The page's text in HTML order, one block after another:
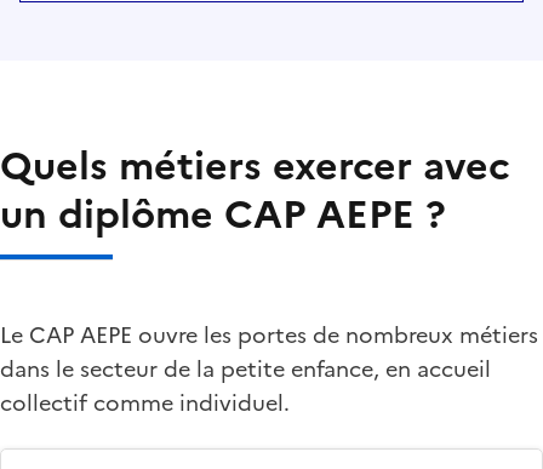
Quels métiers exercer avec
un diplôme CAP AEPE ?
Le CAP AEPE ouvre les portes de nombreux métiers
dans le secteur de la petite enfance, en accueil
collectif comme individuel.